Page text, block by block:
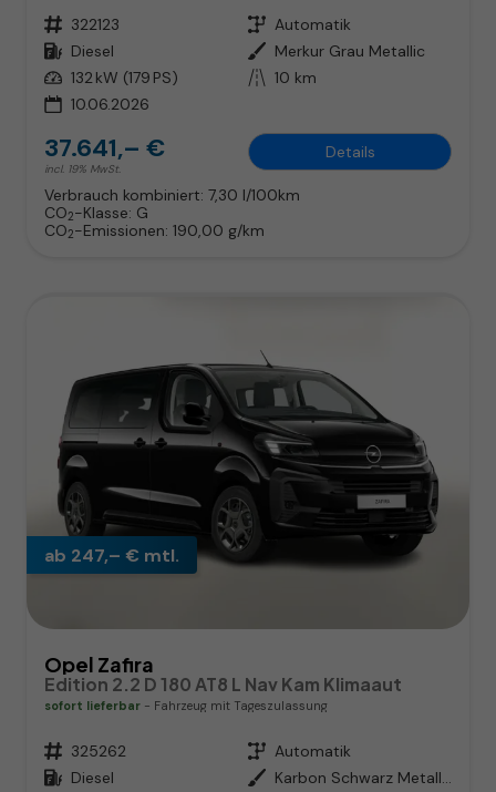
Fahrzeugnr. 322123 Getriebe Automatik
Kraftstoff Diesel Außenfarbe Merkur Grau Metallic
Leistung 132 kW (179 PS) Kilometerstand 10 km
10.06.2026
37.641,– €
incl. 19% MwSt.
Details
Verbrauch kombiniert: 7,30 l/100km
CO2-Klasse: G
CO2-Emissionen: 190,00 g/km
ab 247,– € mtl.
Opel Zafira
Edition 2.2 D 180 AT8 L Nav Kam Klimaaut
sofort lieferbar Fahrzeug mit Tageszulassung
Fahrzeugnr. 325262 Getriebe Automatik
Kraftstoff Diesel Außenfarbe
Karbon Schwarz Metallic